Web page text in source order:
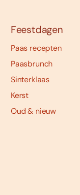
Feestdagen
Paas recepten
Paasbrunch
Sinterklaas
Kerst
Oud & nieuw